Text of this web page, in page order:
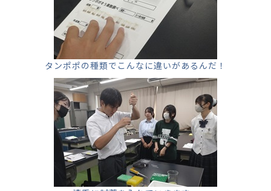
タンポポの種類でこんなに違いがあるんだ！